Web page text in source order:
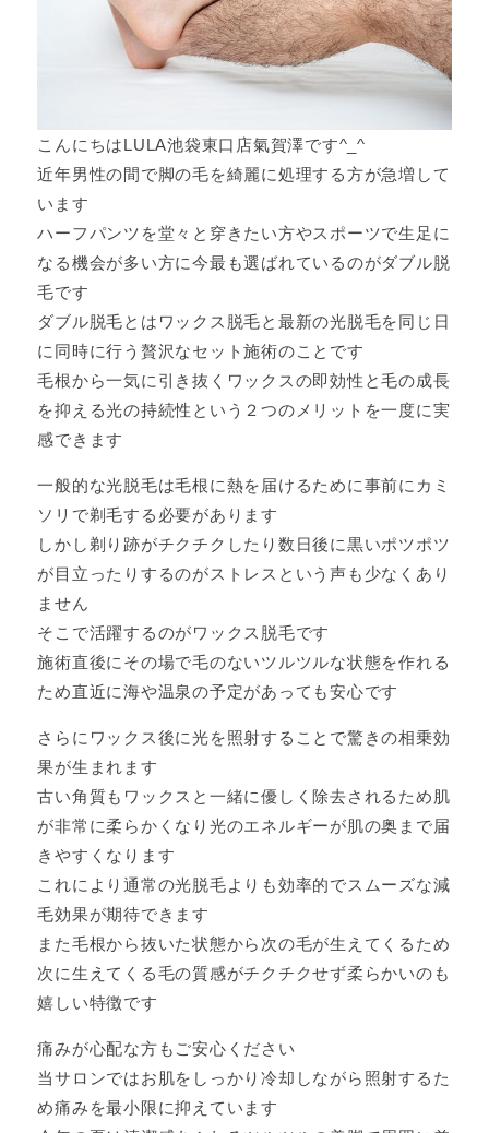
こんにちはLULA池袋東口店氣賀澤です^_^
近年男性の間で脚の毛を綺麗に処理する方が急増して
います
ハーフパンツを堂々と穿きたい方やスポーツで生足に
なる機会が多い方に今最も選ばれているのがダブル脱
毛です
ダブル脱毛とはワックス脱毛と最新の光脱毛を同じ日
に同時に行う贅沢なセット施術のことです
毛根から一気に引き抜くワックスの即効性と毛の成長
を抑える光の持続性という２つのメリットを一度に実
感できます
一般的な光脱毛は毛根に熱を届けるために事前にカミ
ソリで剃毛する必要があります
しかし剃り跡がチクチクしたり数日後に黒いポツポツ
が目立ったりするのがストレスという声も少なくあり
ません
そこで活躍するのがワックス脱毛です
施術直後にその場で毛のないツルツルな状態を作れる
ため直近に海や温泉の予定があっても安心です
さらにワックス後に光を照射することで驚きの相乗効
果が生まれます
古い角質もワックスと一緒に優しく除去されるため肌
が非常に柔らかくなり光のエネルギーが肌の奥まで届
きやすくなります
これにより通常の光脱毛よりも効率的でスムーズな減
毛効果が期待できます
また毛根から抜いた状態から次の毛が生えてくるため
次に生えてくる毛の質感がチクチクせず柔らかいのも
嬉しい特徴です
痛みが心配な方もご安心ください
当サロンではお肌をしっかり冷却しながら照射するた
め痛みを最小限に抑えています